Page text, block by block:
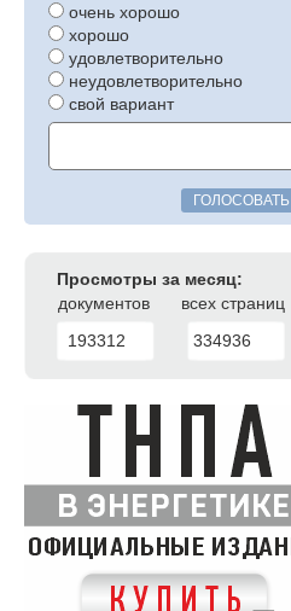
очень хорошо
хорошо
удовлетворительно
неудовлетворительно
свой вариант
ГОЛОСОВАТЬ
Просмотры за месяц:
документов
всех страниц
193312
334936